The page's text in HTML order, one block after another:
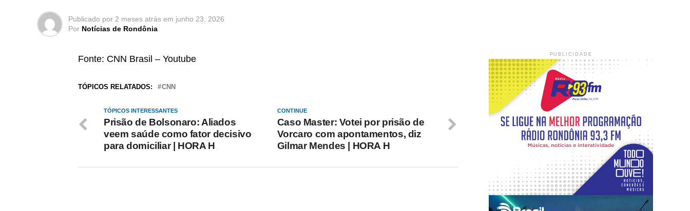
Publicado por 2 meses atrás em junho 23, 2026
Por Notícias de Rondônia
Fonte: CNN Brasil – Youtube
TÓPICOS RELATADOS: CNN
CONTINUE
Caso Master: Votei por prisão de
Vorcaro com apontamentos, diz
Gilmar Mendes | HORA H
TÓPICOS INTERESSANTES
Prisão de Bolsonaro: Aliados
veem saúde como fator decisivo
para domiciliar | HORA H
PUBLICIDADE